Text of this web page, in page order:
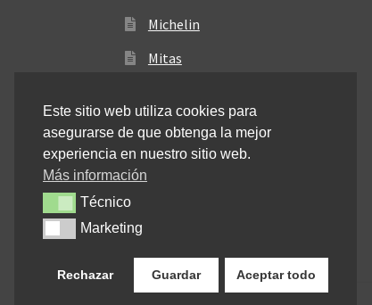
Michelin
Mitas
Este sitio web utiliza cookies para
asegurarse de que obtenga la mejor
experiencia en nuestro sitio web.
Más información
TécnicoTécnico
MarketingMarketing
Rechazar Guardar Aceptar todo